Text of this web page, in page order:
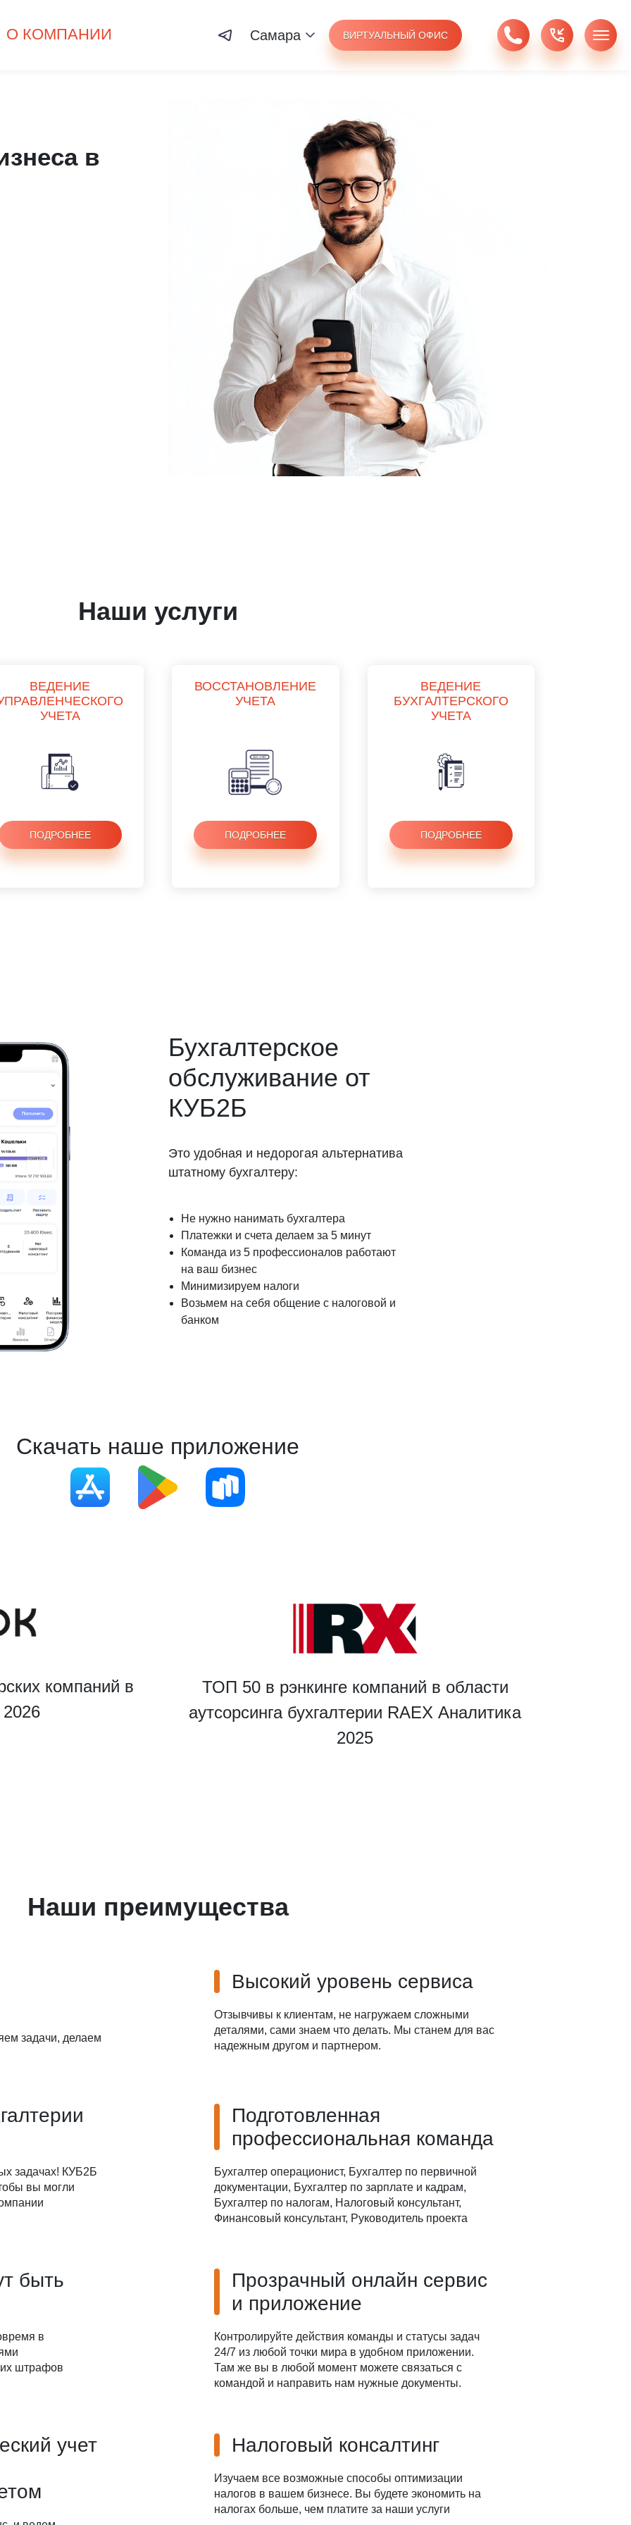
О КОМПАНИИ Самара ВИРТУАЛЬНЫЙ ОФИС
в
Наши услуги
ВЕДЕНИЕ
УЧЕТА
ПОДРОБНЕЕ
ВОССТАНОВЛЕНИЕ
УЧЕТА
ПОДРОБНЕЕ
ВЕДЕНИЕ
БУХГАЛТЕРСКОГО
УЧЕТА
ПОДРОБНЕЕ
Бухгалтерское
обслуживание от
КУБ2Б
Это удобная и недорогая альтернатива
штатному бухгалтеру:
Не нужно нанимать бухгалтера
Платежки и счета делаем за 5 минут
Команда из 5 профессионалов работают
на ваш бизнес
Минимизируем налоги
Возьмем на себя общение с налоговой и
банком
Скачать наше приложение
компаний в
ТОП 50 в рэнкинге компаний в области
аутсорсинга бухгалтерии RAEX Аналитика
2025
Наши преимущества
задачи, делаем
Высокий уровень сервиса
Отзывчивы к клиентам, не нагружаем сложными
деталями, сами знаем что делать. Мы станем для вас
надежным другом и партнером.
задачах! КУБ2Б
вы могли
Подготовленная
профессиональная команда
Бухгалтер операционист, Бухгалтер по первичной
документации, Бухгалтер по зарплате и кадрам,
Бухгалтер по налогам, Налоговый консультант,
Финансовый консультант, Руководитель проекта
быть
в
штрафов
Прозрачный онлайн сервис
и приложение
Контролируйте действия команды и статусы задач
24/7 из любой точки мира в удобном приложении.
Там же вы в любой момент можете связаться с
командой и направить нам нужные документы.
учет Налоговый консалтинг
Изучаем все возможные способы оптимизации
налогов в вашем бизнесе. Вы будете экономить на
налогах больше, чем платите за наши услуги
ваш номер телефона и мы вам перезвоним!